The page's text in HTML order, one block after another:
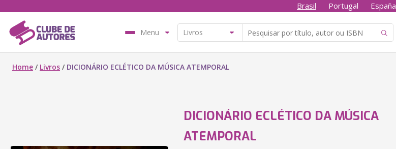
Brasil Portugal España
Menu
Home / Livros / DICIONÁRIO ECLÉTICO DA MÚSICA ATEMPORAL
DICIONÁRIO ECLÉTICO DA MÚSICA
ATEMPORAL